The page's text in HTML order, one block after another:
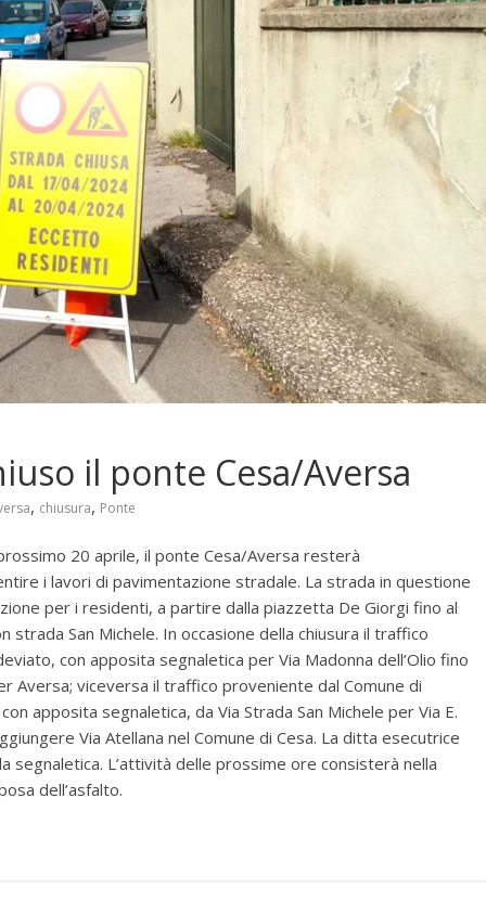
il ponte Cesa/Aversa
, chiusura, Ponte
20 aprile, il ponte Cesa/Aversa resterà
i lavori di pavimentazione stradale. La strada in questione
per i residenti, a partire dalla piazzetta De Giorgi fino al
San Michele. In occasione della chiusura il traffico
con apposita segnaletica per Via Madonna dell’Olio fino
Aversa; viceversa il traffico proveniente dal Comune di
apposita segnaletica, da Via Strada San Michele per Via E.
Via Atellana nel Comune di Cesa. La ditta esecutrice
segnaletica. L’attività delle prossime ore consisterà nella
dell’asfalto.